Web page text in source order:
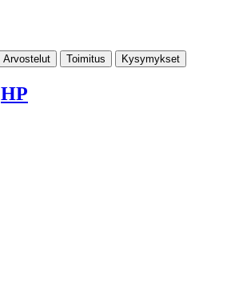
Arvostelut Toimitus Kysymykset
HP